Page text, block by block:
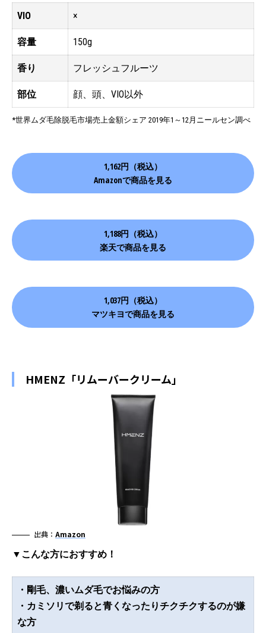
VIO ×
容量 150g
香り フレッシュフルーツ
部位 顔、頭、VIO以外
*世界ムダ毛除脱毛市場売上金額シェア 2019年1～12月ニールセン調べ
1,162円（税込）
Amazonで商品を見る
1,188円（税込）
楽天で商品を見る
1,037円（税込）
マツキヨで商品を見る
HMENZ「リムーバークリーム」
出典： Amazon
▼こんな方におすすめ！
・剛毛、濃いムダ毛でお悩みの方
・カミソリで剃ると青くなったりチクチクするのが嫌
な方